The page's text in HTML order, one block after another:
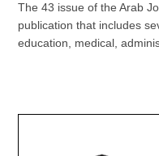
The 43 issue of the Arab
publication that includes
education, medical,